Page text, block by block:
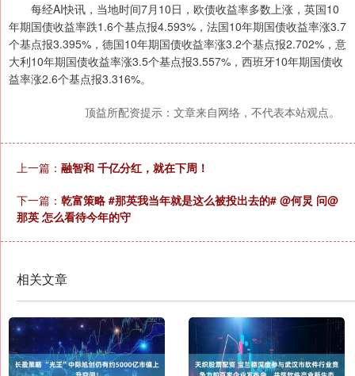
每经AI快讯，当地时间7月10日，欧债收益率多数上涨，英国10
年期国债收益率跌1.6个基点报4.593%，法国10年期国债收益率涨3.7
个基点报3.395%，德国10年期国债收益率涨3.2个基点报2.702%，意
大利10年期国债收益率涨3.5个基点报3.557%，西班牙10年期国债收
益率涨2.6个基点报3.316%。
顶益所配资提示：文章来自网络，不代表本站观点。
上一篇： 融智和 千亿分红，就在下周！
下一篇： 乾富策略 #那英我当年就是这么被投出去的# @何炅 问@
那英 怎么看待今年的守
相关文章